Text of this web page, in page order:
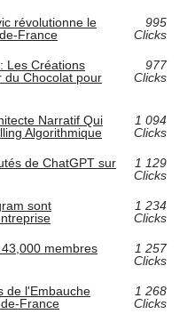
révolutionne le
France
995
Clicks
Les Créations
du Chocolat pour
977
Clicks
Narratif Qui
Algorithmique
1 094
Clicks
de ChatGPT sur
1 129
Clicks
sont
1 234
Clicks
membres
1 257
Clicks
de l'Embauche
France
1 268
Clicks